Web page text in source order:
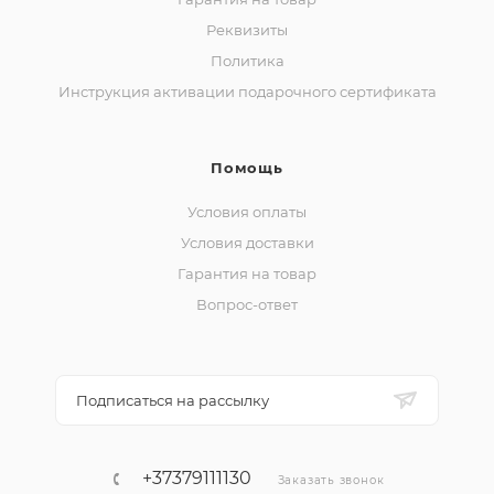
Реквизиты
Политика
Инструкция активации подарочного сертификата
Помощь
Условия оплаты
Условия доставки
Гарантия на товар
Вопрос-ответ
Подписаться на рассылку
+37379111130 Заказать звонок